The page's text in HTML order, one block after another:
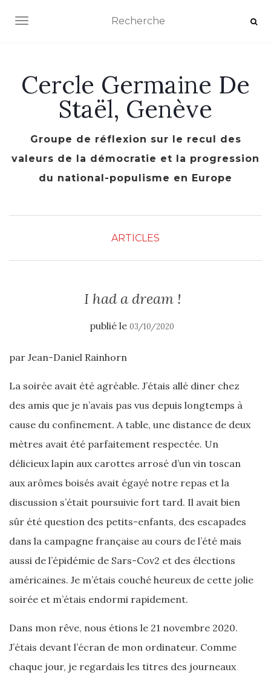
AFFICHER/MASQUER LA NAVIGATION
Cercle Germaine De
Staël, Genève
Groupe de réflexion sur le recul des
valeurs de la démocratie et la progression
du national-populisme en Europe
ARTICLES
I had a dream !
publié le 03/10/2020
par Jean-Daniel Rainhorn
La soirée avait été agréable. J’étais allé diner chez
des amis que je n’avais pas vus depuis longtemps à
cause du confinement. A table, une distance de deux
mètres avait été parfaitement respectée. Un
délicieux lapin aux carottes arrosé d’un vin toscan
aux arômes boisés avait égayé notre repas et la
discussion s’était poursuivie fort tard. Il avait bien
sûr été question des petits-enfants, des escapades
dans la campagne française au cours de l’été mais
aussi de l’épidémie de Sars-Cov2 et des élections
américaines. Je m’étais couché heureux de cette jolie
soirée et m’étais endormi rapidement.
Dans mon rêve, nous étions le 21 novembre 2020.
J’étais devant l’écran de mon ordinateur. Comme
chaque jour, je regardais les titres des journeaux